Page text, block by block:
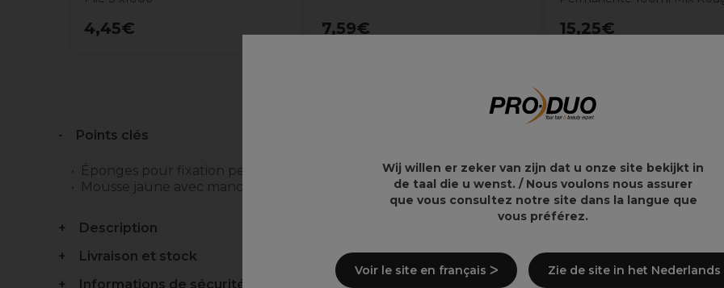
4,45€ 7,59€ 15,25€
Points clés
Éponges pour fixation permanente set de 3 pcs.
Mousse jaune avec manche
Description
Livraison et stock
Informations de sécurité
Wij willen er zeker van zijn dat u onze site bekijkt in
de taal die u wenst. / Nous voulons nous assurer
que vous consultez notre site dans la langue que
vous préférez.
Voir le site en français ᐳ Zie de site in het Nederlands